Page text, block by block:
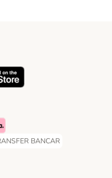
Method
Payment Method
MethodBANCAR
BANCAR Payment